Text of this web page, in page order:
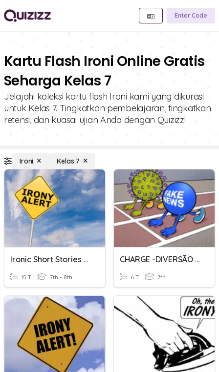
Enter Code
Kartu Flash Ironi Online Gratis
Seharga Kelas 7
Jelajahi koleksi kartu flash Ironi kami yang dikurasi
untuk Kelas 7. Tingkatkan pembelajaran, tingkatkan
retensi, dan kuasai ujian Anda dengan Quizizz!
Ironi Kelas 7
Ironic Short Stories Vocab
15 T 7th - 8th
CHARGE -DIVERSÃO E IRONIA
6 T 7th